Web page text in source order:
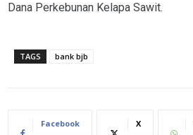
Dana Perkebunan Kelapa Sawit.
TAGS bank bjb
Facebook X